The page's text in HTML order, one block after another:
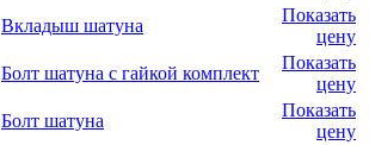
Вкладыш шатуна
Показать
цену
Болт шатуна с гайкой комплект
Показать
цену
Болт шатуна
Показать
цену